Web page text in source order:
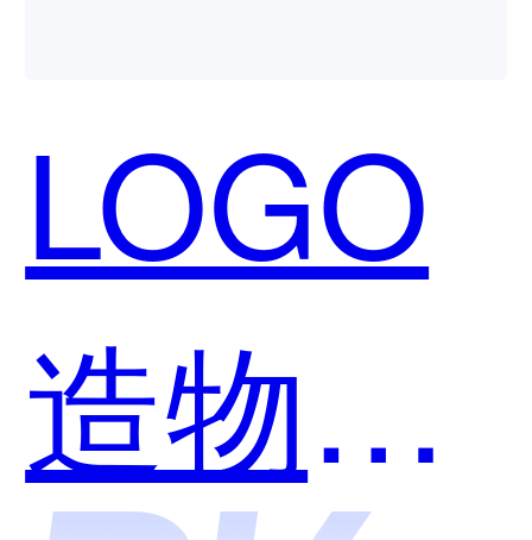
理和
LOGO
LOGO
造物和